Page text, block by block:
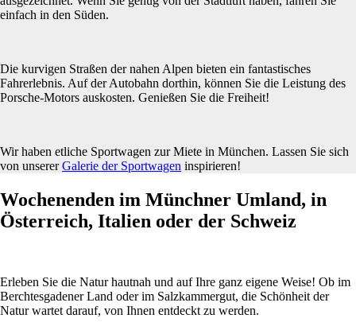
einfach in den Süden.
Die kurvigen Straßen der nahen Alpen bieten ein fantastisches
Fahrerlebnis. Auf der Autobahn dorthin, können Sie die Leistung des
Porsche-Motors auskosten. Genießen Sie die Freiheit!
Wir haben etliche Sportwagen zur Miete in München. Lassen Sie sich
von unsererGalerie der Sportwagen inspirieren!
Wochenenden im Münchner Umland, in
Österreich, Italien oder der Schweiz
Erleben Sie die Natur hautnah und auf Ihre ganz eigene Weise! Ob im
Berchtesgadener Land oder im Salzkammergut, die Schönheit der
Natur wartet darauf, von Ihnen entdeckt zu werden.